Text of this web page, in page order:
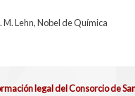
Nobel de Química
legal del Consorcio de